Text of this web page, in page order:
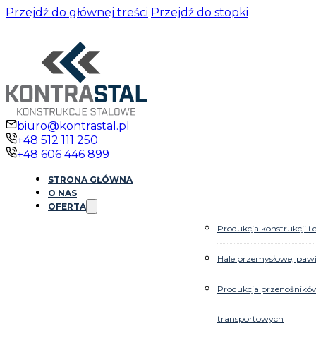
Przejdź do głównej treści Przejdź do stopki
biuro@kontrastal.pl
+48 512 111 250
+48 606 446 899
STRONA GŁÓWNA
O NAS
OFERTA
Produkcja konstrukcji i
Hale przemysłowe,
Produkcja
transportowych